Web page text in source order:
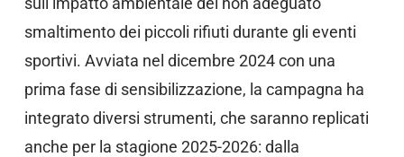
smaltimento dei piccoli rifiuti durante gli eventi
sportivi. Avviata nel dicembre 2024 con una
prima fase di sensibilizzazione, la campagna ha
integrato diversi strumenti, che saranno replicati
anche per la stagione 2025-2026: dalla